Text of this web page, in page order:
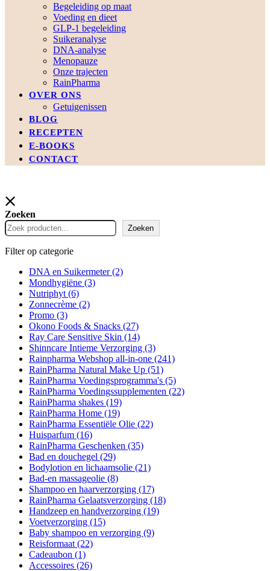
Begeleiding op maat
Voeding en dieet
GLP-1 begeleiding
Suikeranalyse
DNA-analyse
Menopauze
Onze trajecten
RainPharma
OVER ONS
Getuigenissen
BLOG
RECEPTEN
E-BOOKS
CONTACT
Zoeken
Zoeken
Filter op categorie
DNA en Suikermeter(2)
Mondhygiëne (3)
Nutriphyt (6)
Zonnecrème (2)
Promo (3)
Okono Foods & Snacks (27)
Ray Care Sensitive Skin (14)
Shinncare Intieme Verzorging (3)
Rainpharma Webshop all-in-one (241)
RainPharma Natural Make Up (51)
RainPharma Voedingsprogramma's (5)
RainPharma Voedingssupplementen (22)
RainPharma shakes (19)
RainPharma Home (19)
RainPharma Essentiële Olie (22)
Huisparfum (16)
RainPharma Geschenken (35)
Bad en douchegel (29)
Bodylotion en lichaamsolie (21)
Bad-en massageolie (8)
Shampoo en haarverzorging (17)
RainPharma Gelaatsverzorging (18)
Handzeep en handverzorging (19)
Voetverzorging (15)
Baby shampoo en verzorging (9)
Reisformaat (22)
Cadeaubon (1)
Accessoires (26)